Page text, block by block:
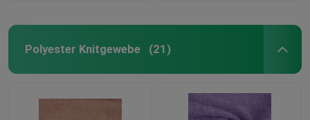
Polyester Knitgewebe (21)